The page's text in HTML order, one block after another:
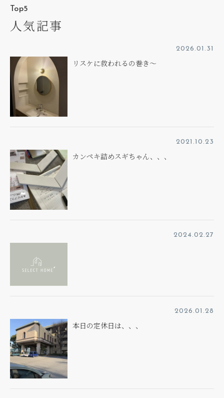
Top5
人気記事
2026.01.31
リスケに救われるの巻き～
2021.10.23
カンペキ詰めスギちゃん、、、
2024.02.27
2026.01.28
本日の定休日は、、、